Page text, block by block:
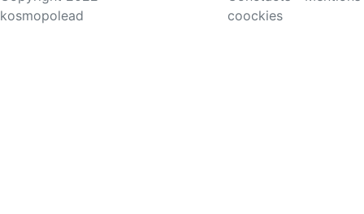
kosmopolead
coockies